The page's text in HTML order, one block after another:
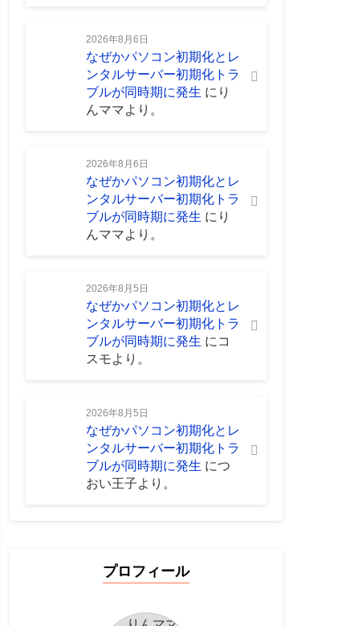
2026年8月6日
なぜかパソコン初期化とレ
ンタルサーバー初期化トラ
ブルが同時期に発生 に り
んママより。
2026年8月6日
なぜかパソコン初期化とレ
ンタルサーバー初期化トラ
ブルが同時期に発生 に り
んママより。
2026年8月5日
なぜかパソコン初期化とレ
ンタルサーバー初期化トラ
ブルが同時期に発生 に コ
スモより。
2026年8月5日
なぜかパソコン初期化とレ
ンタルサーバー初期化トラ
ブルが同時期に発生 につ
おい王子より。
プロフィール